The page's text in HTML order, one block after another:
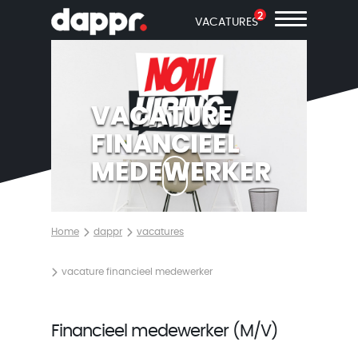
VACATURES
2
VACATURE
FINANCIEEL
MEDEWERKER
Home dappr vacatures
vacature financieel medewerker
Financieel medewerker (M/V)